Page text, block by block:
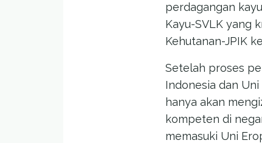
perdagangan
Kayu-SVLK yang
Kehutanan-JPIK
Setelah proses
Indonesia dan Uni
hanya akan
kompeten di
memasuki Uni